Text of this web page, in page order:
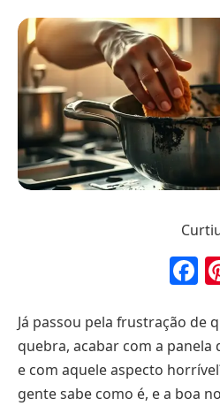
Já passou pela frustração de
quebra, acabar com a panela
e com aquele aspecto
gente sabe como é, e a boa